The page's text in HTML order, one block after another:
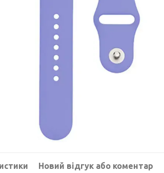
Новий відгук або коментар